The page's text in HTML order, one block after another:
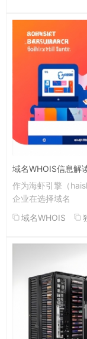
域名WHOIS信息解
作为海虾引擎（
企业在选择域名
域名WHOIS